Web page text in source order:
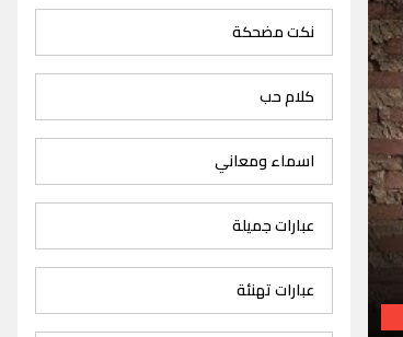
نكت مضحكة
كلام حب
اسماء ومعاني
عبارات جميلة
عبارات تهنئة